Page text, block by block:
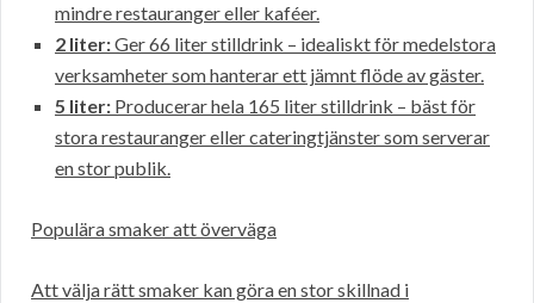
mindre restauranger eller kaféer.
2 liter:Ger 66 liter stilldrink – idealiskt för medelstora
verksamheter som hanterar ett jämnt flöde av gäster.
5 liter: Producerar hela 165 liter stilldrink – bäst för
stora restauranger eller cateringtjänster som serverar
en stor publik.
Populära smaker att överväga
Att välja rätt smaker kan göra en stor skillnad i